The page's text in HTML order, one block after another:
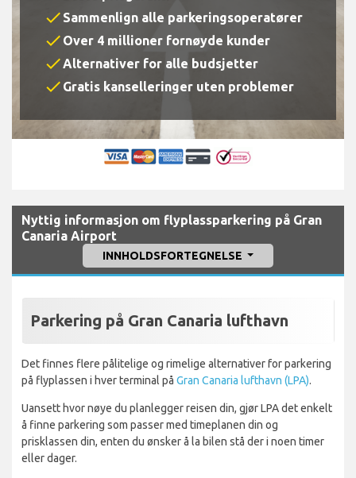
check Sammenlign alle parkeringsoperatører
check Over 4 millioner fornøyde kunder
checkAlternativer for alle budsjetter
check Gratis kanselleringer uten problemer
Nyttig informasjon om flyplassparkering på Gran
Canaria Airport
INNHOLDSFORTEGNELSE
Parkering på Gran Canaria lufthavn
Det finnes flere pålitelige og rimelige alternativer for parkering
på flyplassen i hver terminal på Gran Canaria lufthavn (LPA).
Uansett hvor nøye du planlegger reisen din, gjør LPA det enkelt
å finne parkering som passer med timeplanen din og
prisklassen din, enten du ønsker å la bilen stå der i noen timer
eller dager.